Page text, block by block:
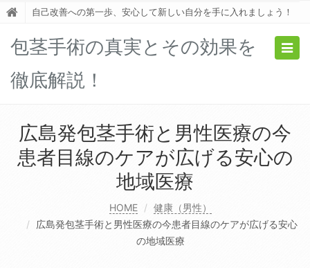
自己改善への第一歩、安心して新しい自分を手に入れましょう！
包茎手術の真実とその効果を
徹底解説！
広島発包茎手術と男性医療の今
患者目線のケアが広げる安心の
地域医療
HOME
健康（男性）
広島発包茎手術と男性医療の今患者目線のケアが広げる安心
の地域医療